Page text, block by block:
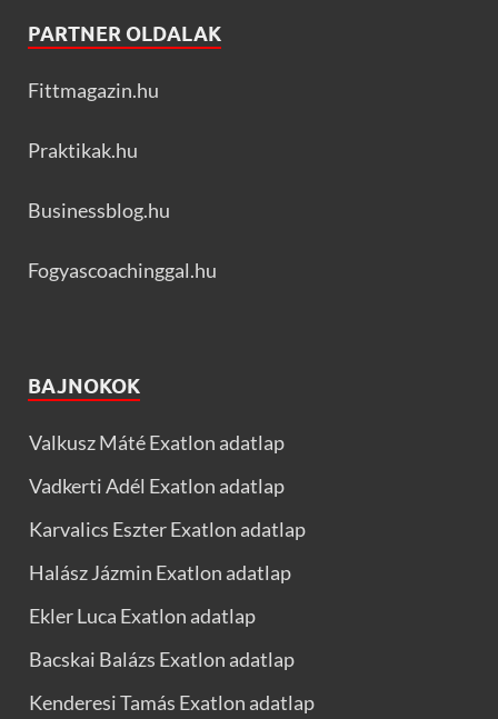
PARTNER OLDALAK
Fittmagazin.hu
Praktikak.hu
Businessblog.hu
Fogyascoachinggal.hu
BAJNOKOK
Valkusz Máté Exatlon adatlap
Vadkerti Adél Exatlon adatlap
Karvalics Eszter Exatlon adatlap
Halász Jázmin Exatlon adatlap
Ekler Luca Exatlon adatlap
Bacskai Balázs Exatlon adatlap
Kenderesi Tamás Exatlon adatlap